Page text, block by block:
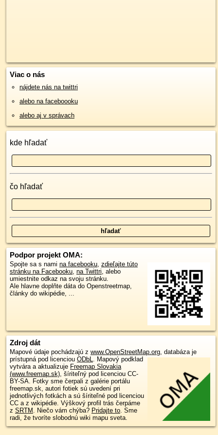
Viac o nás
nájdete nás na twittri
alebo na faceboooku
alebo aj v správach
kde hľadať
čo hľadať
Podpor projekt OMA:
Spojte sa s nami na facebooku zdieľajte túto
stránku na Facebooku na Twittri , alebo
umiestnite odkaz na svoju stránku.
Ale hlavne doplňte dáta do Openstreetmap,
články do wikipédie, ...
Zdroj dát
Mapové údaje pochádzajú z www.OpenStreetMap.org, databáza je
prístupná pod licenciou ODbL. Mapový podklad
vytvára a aktualizuje Freemap Slovakia
(www.freemap.sk), šíriteľný pod licenciou CC-
BY-SA. Fotky sme čerpali z galérie portálu
freemap.sk, autori fotiek sú uvedení pri
jednotlivých fotkách a sú šíriteľné pod licenciou
CC a z wikipédie. Výškový profil trás čerpáme
z SRTM . Niečo vám chýba? Pridajte to. Sme
radi, že tvoríte slobodnú wiki mapu sveta.